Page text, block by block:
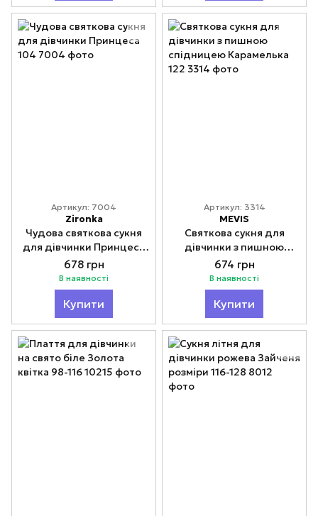
Артикул: 7004
Zironka
Чудова святкова сукня
для дівчинки Принцеса
104
678 грн
В наявності
Купити
Артикул: 3314
MEVIS
Святкова сукня для
дівчинки з пишною
спідницею Карамелька
122
674 грн
В наявності
Купити